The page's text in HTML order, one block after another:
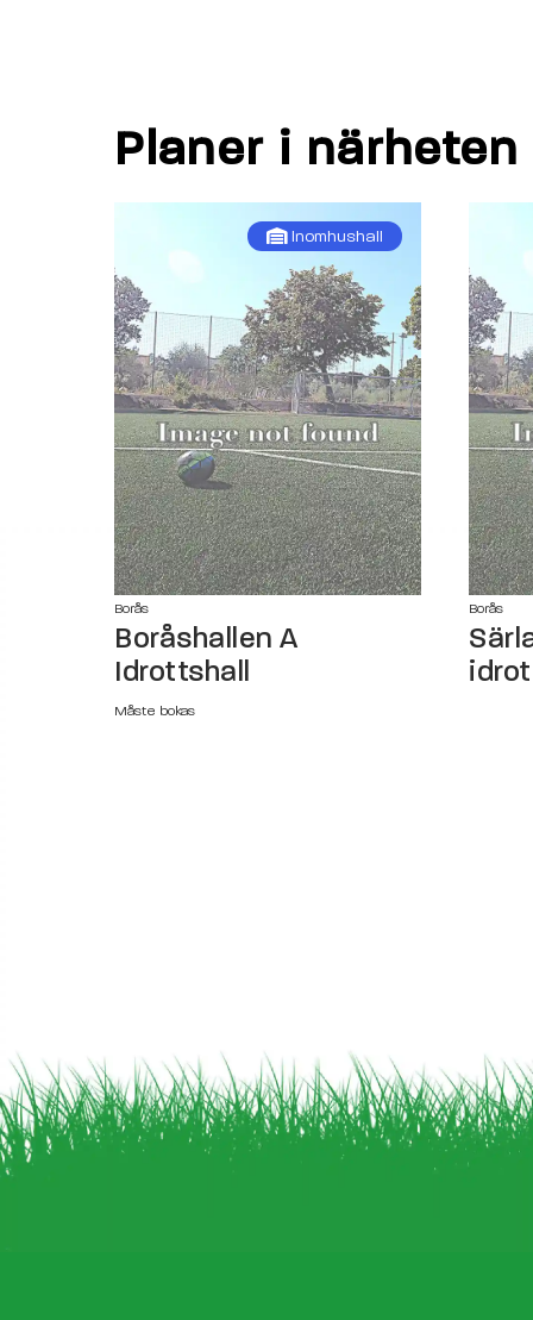
Planer i närheten
Inomhushall
Borås
Boråshallen A
Idrottshall
Måste bokas
Borås